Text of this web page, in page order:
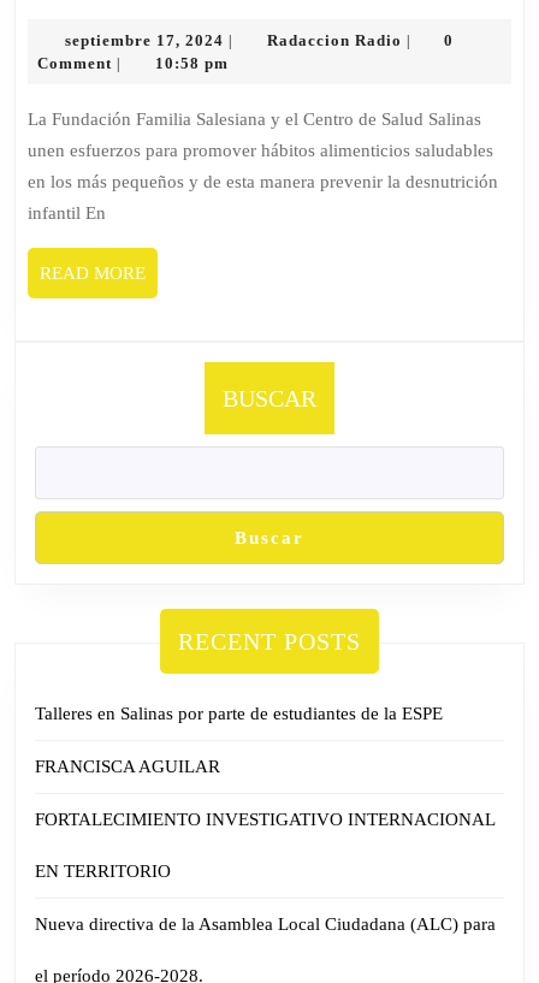
ALIMENTACIÓN
PARA
NIÑOS
MENORES
DE
septiembre 17, 2024 septiembre
17,
| Radaccion Radio Radaccion
|
0
Comment | 10:58 pm
La Fundación Familia Salesiana y el Centro de Salud Salinas
unen esfuerzos para promover hábitos alimenticios saludables
en los más pequeños y de esta manera prevenir la desnutrición
infantil En
READ MOREREAD
MORE
BUSCAR
Buscar
RECENT POSTS
Talleres en Salinas por parte de estudiantes de la ESPE
FRANCISCA AGUILAR
FORTALECIMIENTO INVESTIGATIVO INTERNACIONAL
EN TERRITORIO
Nueva directiva de la Asamblea Local Ciudadana (ALC) para
el período 2026-2028.